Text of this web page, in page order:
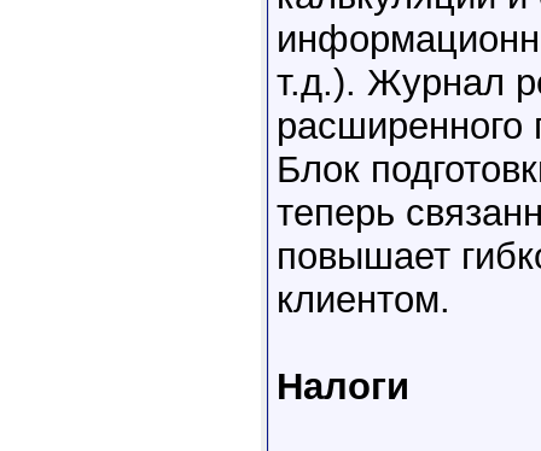
т.д.). Журнал
расширенного
Блок
теперь
повышает
клиентом.
Налоги